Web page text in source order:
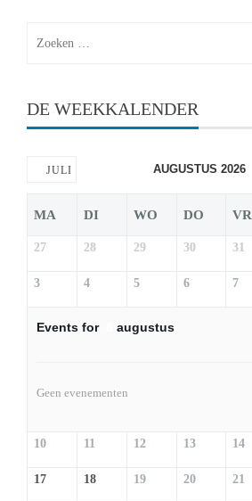
DE WEEKKALENDER
JULI AUGUSTUS 2026
MA DI WO DO VR
27 28 29 30 31
3 4 5 6 7
Events for augustus
Geen evenementen
10 11 12 13 14
17 18 19 20 21